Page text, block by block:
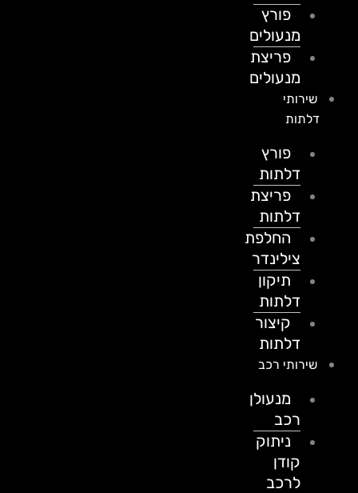
פורץ
מנעולים
פריצת
מנעולים
שירותי
דלתות
פורץ
דלתות
פריצת
דלתות
החלפת
צילינדר
תיקון
דלתות
קיצור
דלתות
שירותי רכב
מנעולן
ניתוק
לרכב